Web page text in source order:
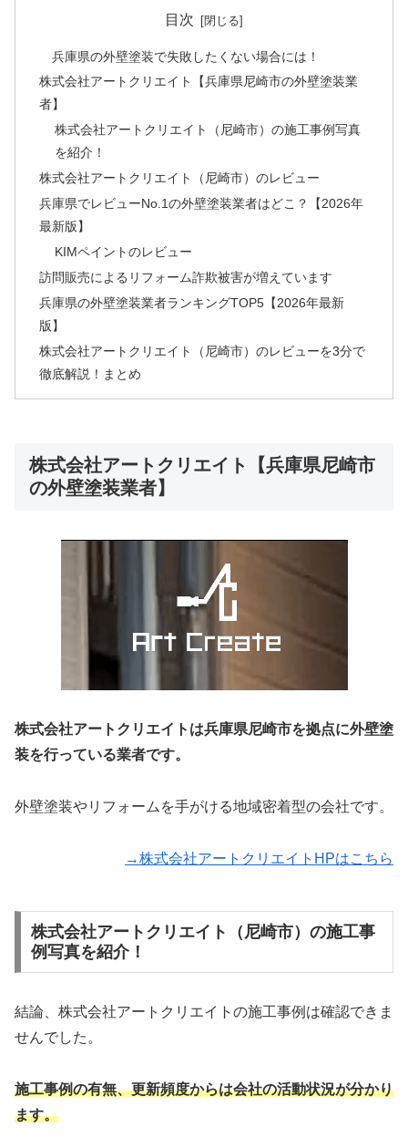
目次
兵庫県の外壁塗装で失敗したくない場合には！
株式会社アートクリエイト【兵庫県尼崎市の外壁塗装業
者】
株式会社アートクリエイト（尼崎市）の施工事例写真
を紹介！
株式会社アートクリエイト（尼崎市）のレビュー
兵庫県でレビューNo.1の外壁塗装業者はどこ？【2026年
最新版】
KIMペイントのレビュー
訪問販売によるリフォーム詐欺被害が増えています
兵庫県の外壁塗装業者ランキングTOP5【2026年最新
版】
株式会社アートクリエイト（尼崎市）のレビューを3分で
徹底解説！まとめ
株式会社アートクリエイト【兵庫県尼崎市
の外壁塗装業者】
株式会社アートクリエイトは兵庫県尼崎市を拠点に外壁塗
装を行っている業者です。
外壁塗装やリフォームを手がける地域密着型の会社です。
→株式会社アートクリエイトHPはこちら
株式会社アートクリエイト（尼崎市）の施工事
例写真を紹介！
結論、株式会社アートクリエイトの施工事例は確認できま
せんでした。
施工事例の有無、更新頻度からは会社の活動状況が分かり
ます。